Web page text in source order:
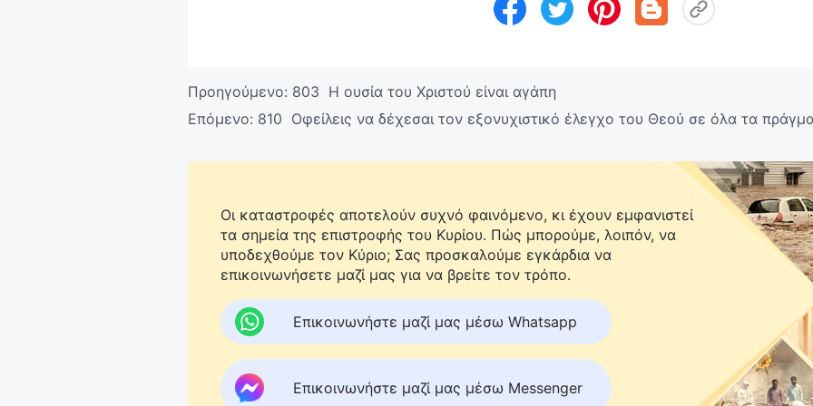
Προηγούμενο: 803 Η ουσία του Χριστού είναι αγάπη
Επόμενο: 810 Οφείλεις να δέχεσαι τον εξονυχιστικό έλεγχο του Θεού σε όλα τα
Οι καταστροφές αποτελούν συχνό φαινόμενο, κι έχουν εμφανιστεί
τα σημεία της επιστροφής του Κυρίου. Πώς μπορούμε, λοιπόν, να
υποδεχθούμε τον Κύριο; Σας προσκαλούμε εγκάρδια να
επικοινωνήσετε μαζί μας για να βρείτε τον τρόπο.
Επικοινωνήστε μαζί μας μέσω Whatsapp
Επικοινωνήστε μαζί μας μέσω Messenger